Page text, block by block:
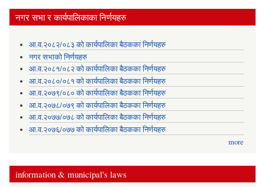
नगर सभा र कार्यपालिकाका निर्णयहरु
आ.व.२०८२/०८३ को कार्यपालिका बैठकका निर्णयहरु
नगर सभाको निर्णयहरु
आ.व.२०८१/०८२ को कार्यपालिका बैठकका निर्णयहरु
आ.व.२०८०/०८१ को कार्यपालिका बैठकका निर्णयहरु
आ.व.२०७९/०८० को कार्यपालिका बैठकका निर्णयहरु
आ.व.२०७८/०७९ को कार्यपालिका बैठकका निर्णयहरु
आ.व.२०७७/०७८ को कार्यपालिका बैठकका निर्णयहरु
आ.व.२०७६/०७७ को कार्यपालिका बैठकका निर्णयहरु
more
information & municipal's laws